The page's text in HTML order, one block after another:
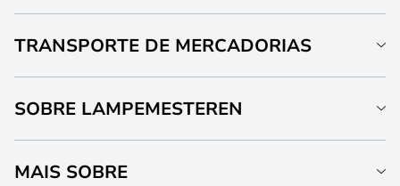
TRANSPORTE DE MERCADORIAS
SOBRE LAMPEMESTEREN
MAIS SOBRE